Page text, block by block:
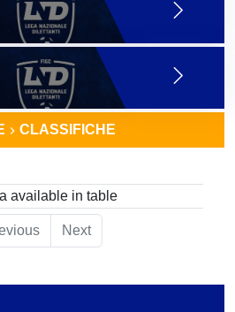
CLASSIFICHE
available in table
Next